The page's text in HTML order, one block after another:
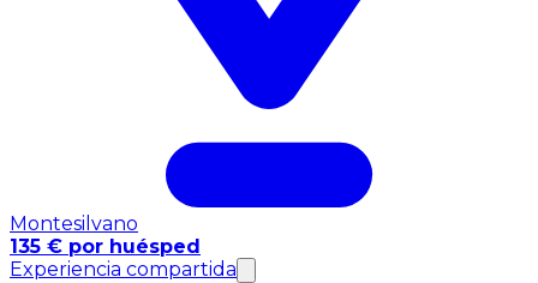
Montesilvano
135 € por huésped
Experiencia compartida